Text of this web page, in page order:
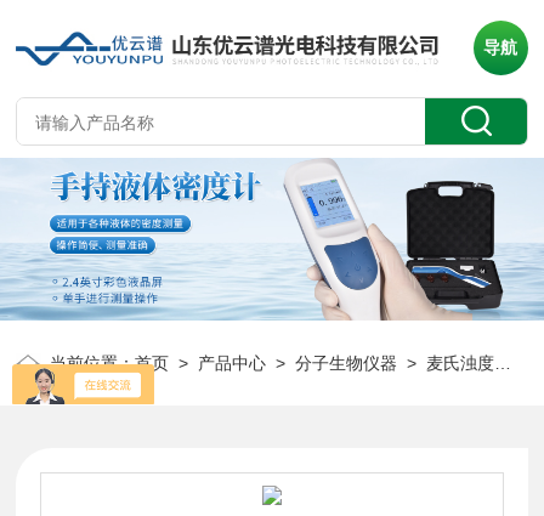
导航
当前位置：首页 > 产品中心 >分子生物仪器 > 麦氏浊度计